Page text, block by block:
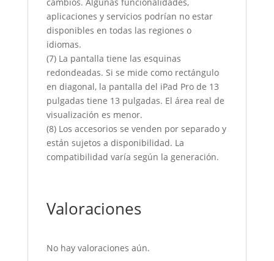
aplicaciones y servicios podrían no estar
disponibles en todas las regiones o
idiomas.
(7) La pantalla tiene las esquinas
redondeadas. Si se mide como rectángulo
en diagonal, la pantalla del iPad Pro de 13
pulgadas tiene 13 pulgadas. El área real de
visualización es menor.
(8) Los accesorios se venden por separado y
están sujetos a disponibilidad. La
compatibilidad varía según la generación.
Valoraciones
No hay valoraciones aún.